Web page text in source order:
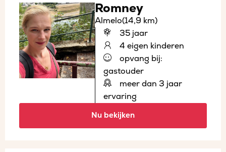
Romney
Almelo(14,9 km)
35 jaar
4 eigen kinderen
opvang bij:
gastouder
meer dan 3 jaar
ervaring
Nu bekijken